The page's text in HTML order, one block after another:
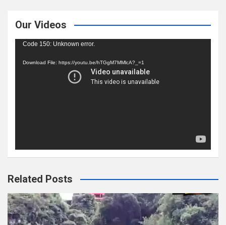
Our Videos
Video
Code 150: Unknown error.
Download File: https://youtu.be/hTGgM7MMlcA?_=1
Related Posts